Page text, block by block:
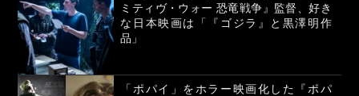
ミティヴ・ウォー 恐竜戦争』監督、好き
な日本映画は「『ゴジラ』と黒澤明作
品」
「ポパイ」をホラー映画化した『ポパ